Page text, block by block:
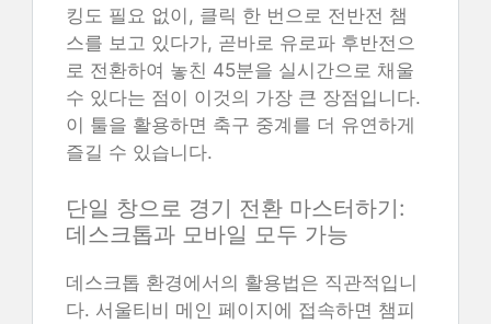
킹도 필요 없이, 클릭 한 번으로 전반전 챔
스를 보고 있다가, 곧바로 유로파 후반전으
로 전환하여 놓친 45분을 실시간으로 채울
수 있다는 점이 이것의 가장 큰 장점입니다.
이 툴을 활용하면 축구 중계를 더 유연하게
즐길 수 있습니다.
단일 창으로 경기 전환 마스터하기:
데스크톱과 모바일 모두 가능
데스크톱 환경에서의 활용법은 직관적입니
다. 서울티비 메인 페이지에 접속하면 챔피